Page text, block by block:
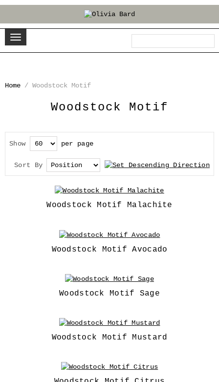
Home / Woodstock Motif
Woodstock Motif
Show per page
Sort By
Woodstock Motif Malachite
Woodstock Motif Avocado
Woodstock Motif Sage
Woodstock Motif Mustard